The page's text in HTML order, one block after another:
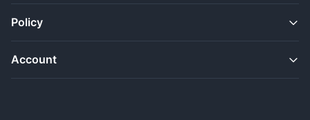
Policy
Account